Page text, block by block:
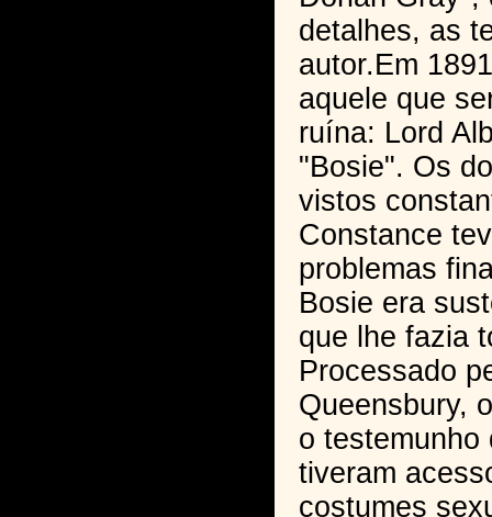
detalhes, as
autor.Em
aquele que
ruína: Lord
"Bosie". Os
vistos
Constance
problemas
Bosie era
que lhe fazia
Processado
Queensbury,
o testemunho
tiveram
costumes